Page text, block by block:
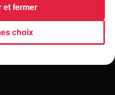
infos sur la venue du
choix
et fermer